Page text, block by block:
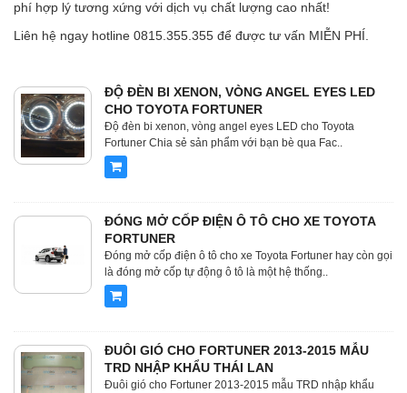
phí hợp lý tương xứng với dịch vụ chất lượng cao nhất!
Liên hệ ngay hotline 0815.355.355 để được tư vấn MIỄN PHÍ.
ĐỘ ĐÈN BI XENON, VÒNG ANGEL EYES LED
CHO TOYOTA FORTUNER
Độ đèn bi xenon, vòng angel eyes LED cho Toyota
Fortuner Chia sẻ sản phẩm với bạn bè qua Fac..
ĐÓNG MỞ CỐP ĐIỆN Ô TÔ CHO XE TOYOTA
FORTUNER
Đóng mở cốp điện ô tô cho xe Toyota Fortuner hay còn gọi
là đóng mở cốp tự động ô tô là một hệ thống..
ĐUÔI GIÓ CHO FORTUNER 2013-2015 MẪU
TRD NHẬP KHẨU THÁI LAN
Đuôi gió cho Fortuner 2013-2015 mẫu TRD nhập khẩu